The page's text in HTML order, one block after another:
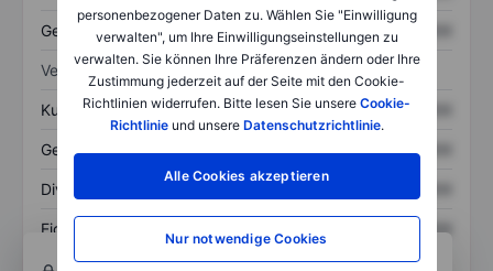
personenbezogener Daten zu. Wählen Sie "Einwilligung
verwalten", um Ihre Einwilligungseinstellungen zu
verwalten. Sie können Ihre Präferenzen ändern oder Ihre
Zustimmung jederzeit auf der Seite mit den Cookie-
Richtlinien widerrufen. Bitte lesen Sie unsere Cookie-
Richtlinieund unsere Datenschutzrichtlinie.
Alle Cookies akzeptieren
Nur notwendige Cookies
Gesamtschulden XXXXXXX XXXXXXX
Verhältnisse
Kurs/Umsatz XXXXXXX XXXXXXX
Gewinn je Aktie XXXXXXX XXXXXXX
Dividende je Aktie XXXXXXX
Eigenkapitalrendite
XXXXXXX
Konto eröffnenum Zugriff auf mehr Diagramm-